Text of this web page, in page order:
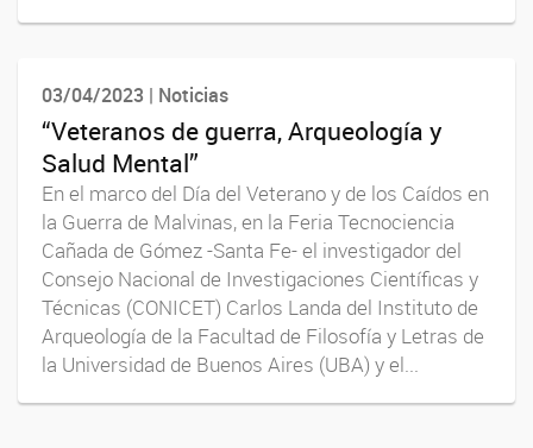
03/04/2023 | Noticias
“Veteranos de guerra, Arqueología y
Salud Mental”
En el marco del Día del Veterano y de los Caídos en
la Guerra de Malvinas, en la Feria Tecnociencia
Cañada de Gómez -Santa Fe- el investigador del
Consejo Nacional de Investigaciones Científicas y
Técnicas (CONICET) Carlos Landa del Instituto de
Arqueología de la Facultad de Filosofía y Letras de
la Universidad de Buenos Aires (UBA) y el...